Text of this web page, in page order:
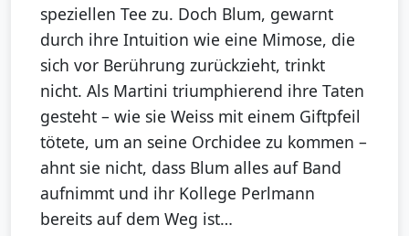
speziellen Tee zu. Doch Blum, gewarnt
durch ihre Intuition wie eine Mimose, die
sich vor Berührung zurückzieht, trinkt
nicht. Als Martini triumphierend ihre Taten
gesteht – wie sie Weiss mit einem Giftpfeil
tötete, um an seine Orchidee zu kommen –
ahnt sie nicht, dass Blum alles auf Band
aufnimmt und ihr Kollege Perlmann
bereits auf dem Weg ist…